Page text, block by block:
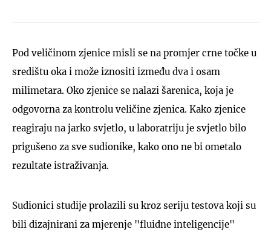
Pod veličinom zjenice misli se na promjer crne točke u
središtu oka i može iznositi između dva i osam
milimetara. Oko zjenice se nalazi šarenica, koja je
odgovorna za kontrolu veličine zjenica. Kako zjenice
reagiraju na jarko svjetlo, u laboratriju je svjetlo bilo
prigušeno za sve sudionike, kako ono ne bi ometalo
rezultate istraživanja.
Sudionici studije prolazili su kroz seriju testova koji su
bili dizajnirani za mjerenje "fluidne inteligencije"